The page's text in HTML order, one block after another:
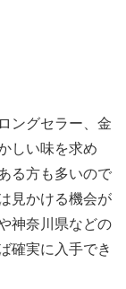
ングセラー、金
しい味を求め
る方も多いので
見かける機会が
神奈川県などの
確実に入手でき